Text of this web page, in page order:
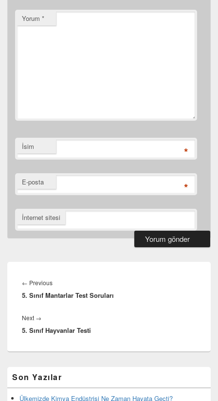
Yorum *
İsim *
E-posta *
İnternet sitesi
gezinmesi
← PreviousPrevious
post:
5. Sınıf Mantarlar Test Soruları
Next →
post:
5. Sınıf Hayvanlar Testi
yan
bar
eklenti
Son Yazılar
Ülkemizde Kimya Endüstrisi Ne Zaman Hayata Geçti?